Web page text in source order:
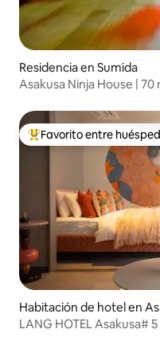
Residencia en Sumida
Asakusa Ninja House |
De los mejores en
Favorito entre
Habitación de hotel en
LANG HOTEL Asakusa#